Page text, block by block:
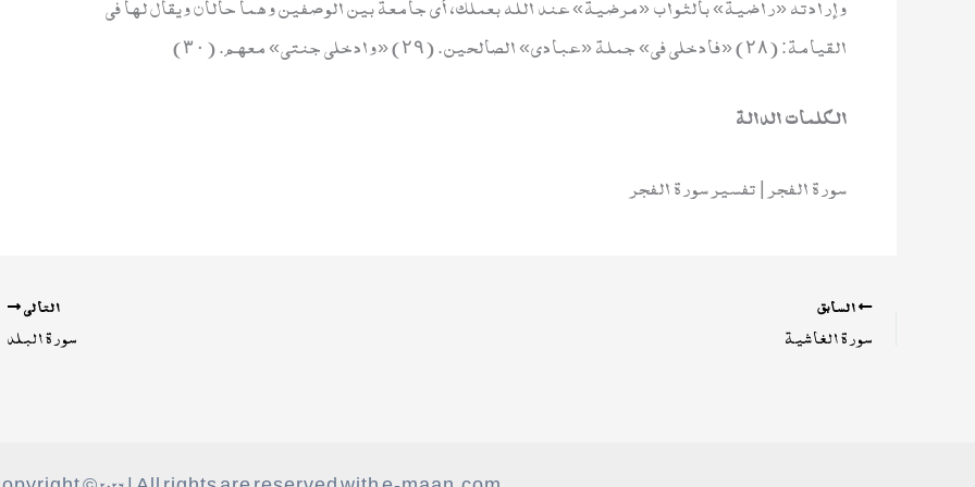
القيامة: (٢٨) «فادخلي في» جملة «عبادي» الصالحين. (٢٩) «وادخلي جنتي» معهم. (٣٠)
الكلمات الدالة
سورة الفجر | تفسير سورة الفجر
السابق
سورة الغاشية
التالي
سورة البلد